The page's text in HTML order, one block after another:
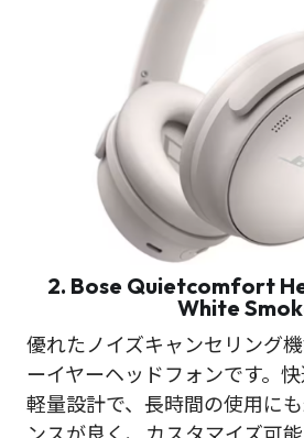
2. Bose Quietcomfort
White
優れたノイズキャンセリング
ーイヤーヘッドフォンです。
軽量設計で、長時間の使用に